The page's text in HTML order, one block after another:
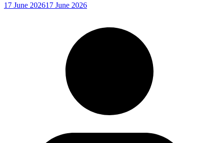
17 June 202617 June 2026